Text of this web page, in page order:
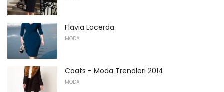
Flavia Lacerda
MODA
Coats - Moda Trendleri 2014
MODA